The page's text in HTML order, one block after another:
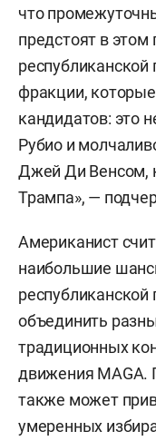
что
предстоят в этом
республиканской
фракции,
кандидатов: это
Рубио и
Джей Ди Венсом,
Трампа», —
Американист
наибольшие
республиканской
объединить
традиционных
движения MAGA.
также может
умеренных